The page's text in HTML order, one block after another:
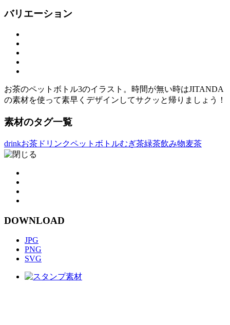
バリエーション
お茶のペットボトル3のイラスト。時間が無い時はJITANDA
の素材を使って素早くデザインしてサクッと帰りましょう！
素材のタグ一覧
drinkお茶 ドリンクペットボトルむぎ茶緑茶飲み物麦茶
DOWNLOAD
JPG
PNG
SVG